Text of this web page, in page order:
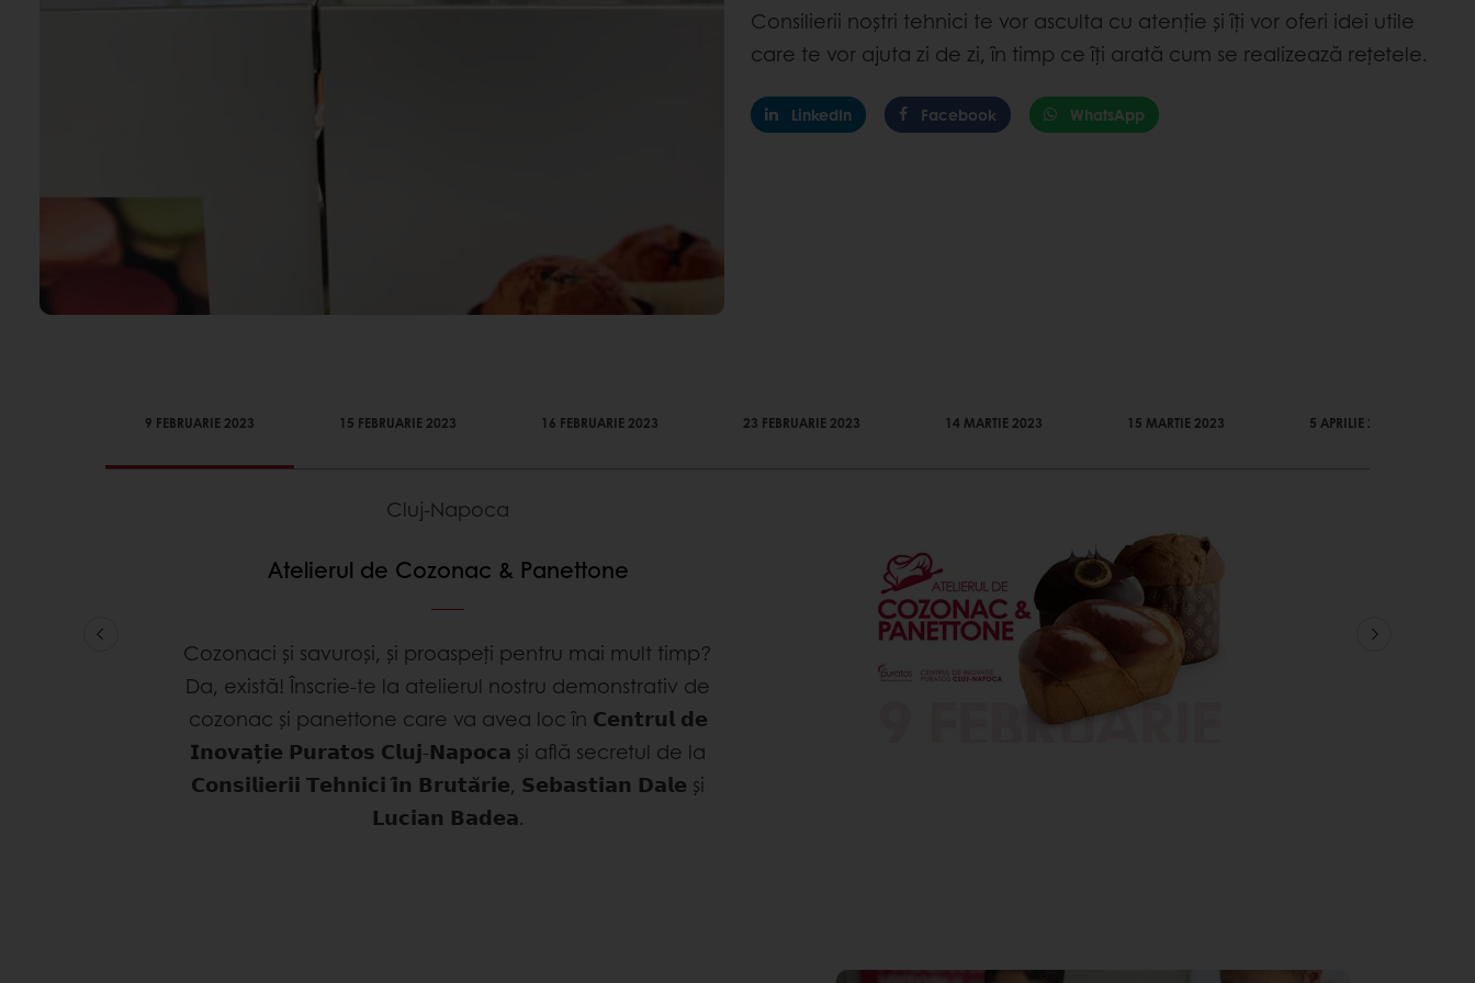
Consilierii noștri tehnici te vor asculta cu atenție și îți vor oferi idei utile
care te vor ajuta zi de zi, în timp ce îți arată cum se realizează rețetele.
LinkedIn Facebook WhatsApp
9 FEBRUARIE 2023 15 FEBRUARIE 2023 16 FEBRUARIE 2023 23 FEBRUARIE 2023 14 MARTIE 2023 15 MARTIE 2023 5 APRILIE 2023
Cluj-Napoca
Atelierul de Cozonac & Panettone
Cozonaci și savuroși, și proaspeți pentru mai mult timp?
Da, există! Înscrie-te la atelierul nostru demonstrativ de
cozonac și panettone care va avea loc în 𝗖𝗲𝗻𝘁𝗿𝘂𝗹 𝗱𝗲
𝗜𝗻𝗼𝘃𝗮𝘁̦𝗶𝗲 𝗣𝘂𝗿𝗮𝘁𝗼𝘀 𝗖𝗹𝘂𝗷-𝗡𝗮𝗽𝗼𝗰𝗮 și află secretul de la
𝗖𝗼𝗻𝘀𝗶𝗹𝗶𝗲𝗿𝗶𝗶 𝗧𝗲𝗵𝗻𝗶𝗰𝗶 𝗶̂𝗻 𝗕𝗿𝘂𝘁𝗮̆𝗿𝗶𝗲, 𝗦𝗲𝗯𝗮𝘀𝘁𝗶𝗮𝗻 𝗗𝗮𝗹𝗲 și
𝗟𝘂𝗰𝗶𝗮𝗻 𝗕𝗮𝗱𝗲𝗮.